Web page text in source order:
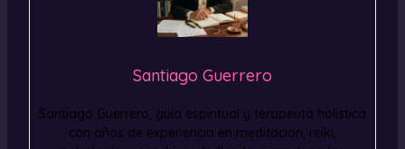
Santiago Guerrero
Santiago Guerrero, guía espiritual y terapeuta holística
con años de experiencia en meditación, reiki,